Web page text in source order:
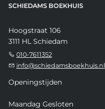
SCHIEDAMS BOEKHUIS
Hoogstraat 106
3111 HL Schiedam
010-7611352
info@schiedamsboekhuis.nl
Openingstijden
Maandag Gesloten